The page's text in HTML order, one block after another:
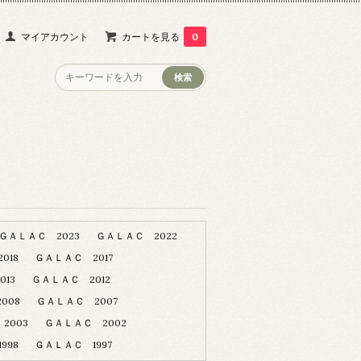
マイアカウント カートを見る 0
ＡＬＡＣ 2023
ＧＡＬＡＣ 2022
ＧＡＬＡＣ 2017
ＧＡＬＡＣ 2012
ＧＡＬＡＣ 2007
2003
ＧＡＬＡＣ 2002
ＧＡＬＡＣ 1997